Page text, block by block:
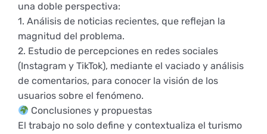
Representantes
una doble perspectiva:
1. Análisis de noticias recientes, que reflejan la
magnitud del problema.
2. Estudio de percepciones en redes sociales
(Instagram y TikTok), mediante el vaciado y análisis
de comentarios, para conocer la visión de los
usuarios sobre el fenómeno.
Conclusiones y propuestas
El trabajo no solo define y contextualiza el turismo